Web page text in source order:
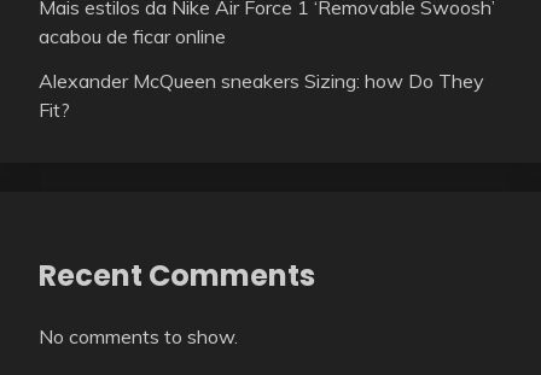
Mais estilos da Nike Air Force 1 ‘Removable Swoosh’
acabou de ficar online
Alexander McQueen sneakers Sizing: how Do They
Fit?
Recent Comments
No comments to show.